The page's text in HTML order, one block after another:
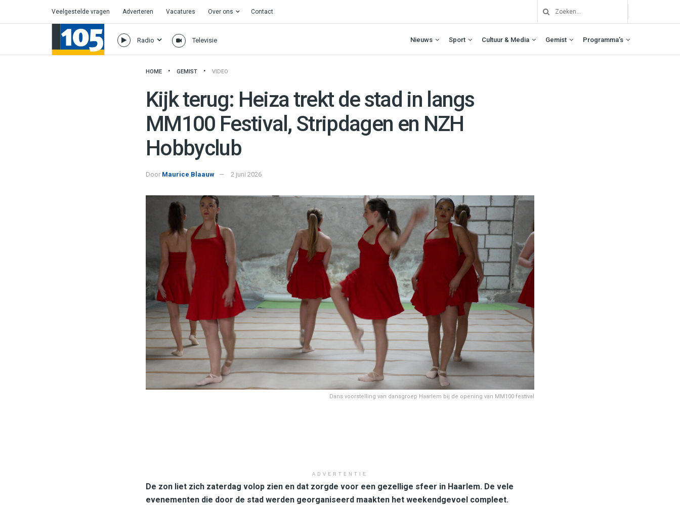
Veelgestelde vragen Adverteren Vacatures Over ons Contact
Radio Televisie Nieuws Sport Cultuur & Media Gemist Programma’s
HOME GEMIST VIDEO
Kijk terug: Heiza trekt de stad in langs
MM100 Festival, Stripdagen en NZH
Hobbyclub
Door Maurice Blaauw 2 juni 2026
Dans voorstelling van dansgroep Haarlem bij de opening van MM100 festival
ADVERTENTIE
De zon liet zich zaterdag volop zien en dat zorgde voor een gezellige sfeer in Haarlem. De vele
evenementen die door de stad werden georganiseerd maakten het weekendgevoel compleet.